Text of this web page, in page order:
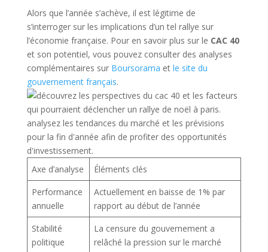
Alors que l’année s’achève, il est légitime de
s’interroger sur les implications d’un tel rallye sur
l’économie française. Pour en savoir plus sur le CAC 40
et son potentiel, vous pouvez consulter des analyses
complémentaires sur Boursorama et le site du
gouvernement français.
Axe d’analyse
Éléments clés
Performance
annuelle
Actuellement en baisse de 1% par
rapport au début de l’année
Stabilité
politique
La censure du gouvernement a
relâché la pression sur le marché